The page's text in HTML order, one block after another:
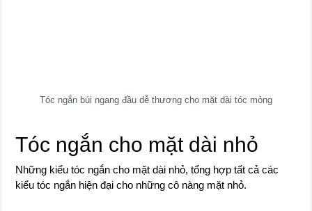
Tóc ngắn búi ngang đầu dễ thương cho mặt dài tóc mỏng
Tóc ngắn cho mặt dài nhỏ
Những kiểu tóc ngắn cho mặt dài nhỏ, tổng hợp tất cả các
kiểu tóc ngắn hiện đại cho những cô nàng mặt nhỏ.